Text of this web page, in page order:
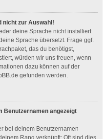
nicht zur Auswahl!
deine Sprache nicht installiert
Sprache übersetzt. Frage ggf.
das du benötigst,
würden wir uns freuen, wenn
dazu können auf der
gefunden werden.
Benutzernamen angezeigt
bei deinem Benutzernamen
Rang verknüpft: Oft sind dies